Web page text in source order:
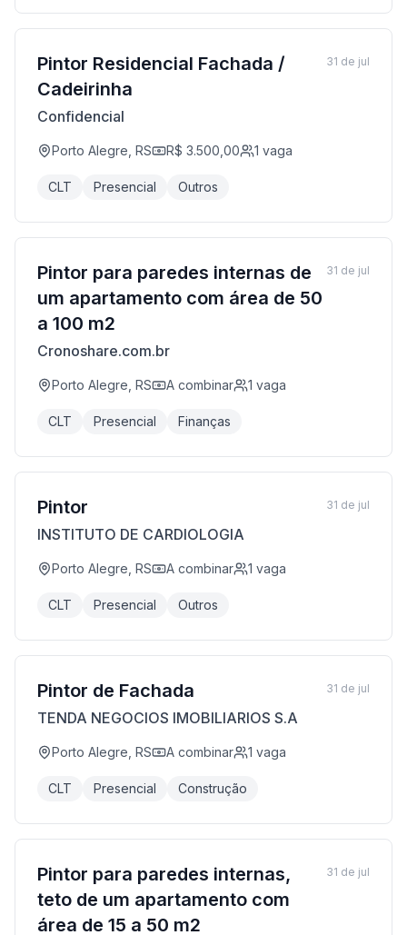
Pintor Residencial Fachada /
Cadeirinha
Confidencial
Porto Alegre, RS R$ 3.500,00 1 vaga
CLT Presencial Outros
31 de jul
Pintor para paredes internas de
um apartamento com área de 50
a 100 m2
Cronoshare.com.br
Porto Alegre, RS A combinar 1 vaga
CLT Presencial Finanças
31 de jul
Pintor
INSTITUTO DE CARDIOLOGIA
Porto Alegre, RS A combinar 1 vaga
CLT Presencial Outros
31 de jul
Pintor de Fachada
TENDA NEGOCIOS IMOBILIARIOS S.A
Porto Alegre, RS A combinar 1 vaga
CLT Presencial Construção
31 de jul
Pintor para paredes internas,
teto de um apartamento com
área de 15 a 50 m2
31 de jul